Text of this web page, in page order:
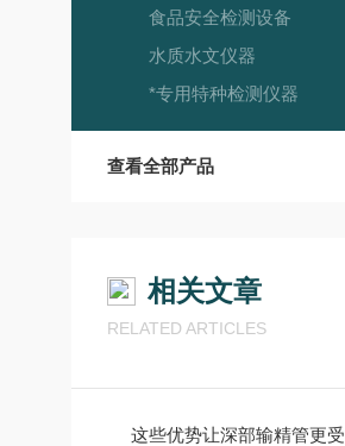
食品安全检测设备
水质水文仪器
*专用特种检测仪器
查看全部产品
相关文章
RELATED ARTICLES
这些优势让深部输精管更受欢迎